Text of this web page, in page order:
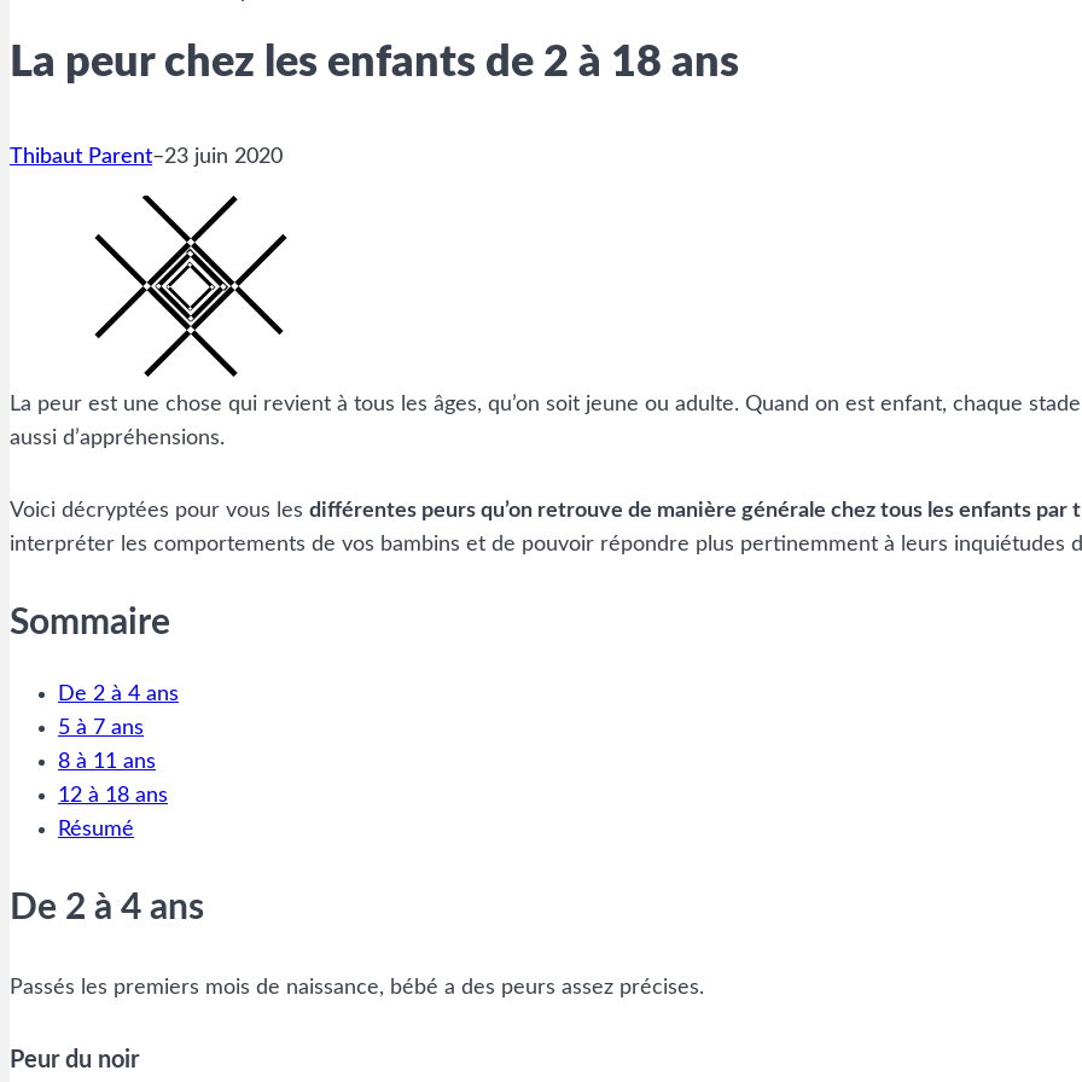
La peur chez les enfants de 2 à 18 ans
Thibaut Parent–23 juin 2020
La peur est une chose qui revient à tous les âges, qu’on soit jeune ou adulte. Quand on est enfant, chaque
aussi d’appréhensions.
Voici décryptées pour vous les différentes peurs qu’on retrouve de manière générale chez tous les enfants par
interpréter les comportements de vos bambins et de pouvoir répondre plus pertinemment à leurs inquiétudes
Sommaire
De 2 à 4 ans
5 à 7 ans
8 à 11 ans
12 à 18 ans
Résumé
De 2 à 4 ans
Passés les premiers mois de naissance, bébé a des peurs assez précises.
Peur du noir